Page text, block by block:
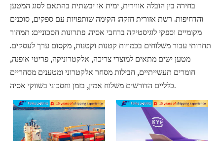
בחירה בין הובלה אווירית, ימית או יבשתית בהתאם לסוג המטען
והדחיפות. רשת אזורית חזקה: הקימה שותפויות עם ספקים, סוכנים
מקומיים וספקי לוגיסטיקה ברחבי אסיה. פתרונות חסכוניים: תמחור
תחרותי עבור משלוחים בכמויות קטנות וקטנות, מקסום ערך לעסקים.
מטען ישים מתאים למוצרי צריכה, אלקטרוניקה, פריטי אופנה,
חומרים תעשייתיים, חבילות מסחר אלקטרוני ומטענים מסחריים
כלליים הדורשים משלוח אמין, בזמן וחסכוני בשווקי אסיה.